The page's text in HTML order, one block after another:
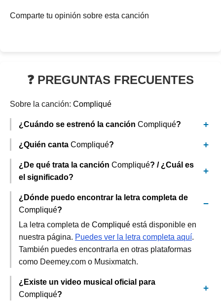
Comparte tu opinión sobre esta canción
❓ PREGUNTAS FRECUENTES
Sobre la canción: Compliqué
¿Cuándo se estrenó la canción Compliqué?
¿Quién canta Compliqué?
¿De qué trata la canción Compliqué? / ¿Cuál es
el significado?
¿Dónde puedo encontrar la letra completa de
Compliqué?
La letra completa de Compliqué está disponible en
nuestra página. Puedes ver la letra completa aquí.
También puedes encontrarla en otras plataformas
como Deemey.com o Musixmatch.
¿Existe un video musical oficial para
Compliqué?